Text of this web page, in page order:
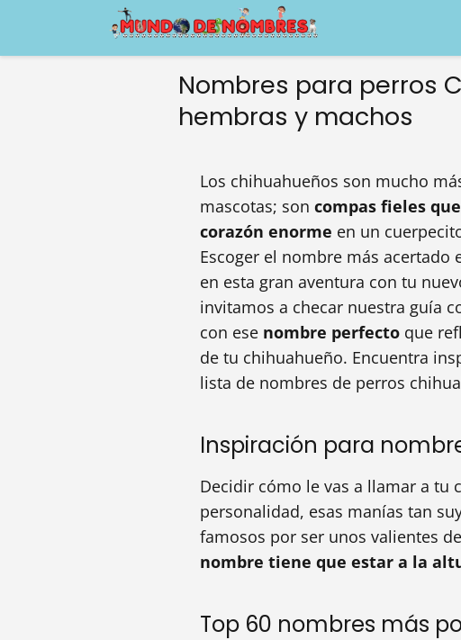
Nombres para perros
hembras y machos
Los chihuahueños son mucho
mascotas; son compas fieles
corazón enorme en un
Escoger el nombre más acertado
en esta gran aventura con tu
invitamos a checar nuestra guía
con ese nombre perfecto que
de tu chihuahueño. Encuentra
lista de nombres de perros
Inspiración para
Decidir cómo le vas a llamar a tu
personalidad, esas manías tan
famosos por ser unos valientes
nombre tiene que estar a la
Top 60 nombres más